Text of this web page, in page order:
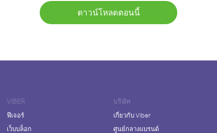
ดาวน์โหลดตอนนี้
VIBER
ฟีเจอร์
เว็บบล็อก
บริษัท
เกี่ยวกับ Viber
ศูนย์กลางแบรนด์